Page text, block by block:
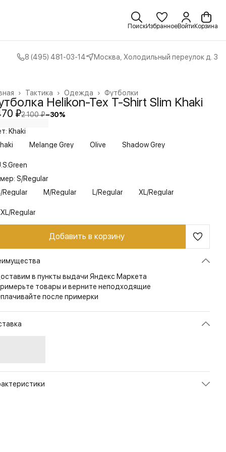
ПоискИзбранноеВойти Корзина
8 (495) 481-03-14 Москва, Холодильный переулок д. 3
Футболки
Одежда ›
Тактика ›
›
Helikon-Tex T-Shirt Slim Khaki
₽2 100 ₽−30%
Khaki
Melange Grey Olive Shadow Grey
S/Regular
Regular
M/Regular L/Regular XL/Regular
Regular
Добавить в корзину
в пункты выдачи Яндекс Маркета
товары и верните неподходящие
после примерки